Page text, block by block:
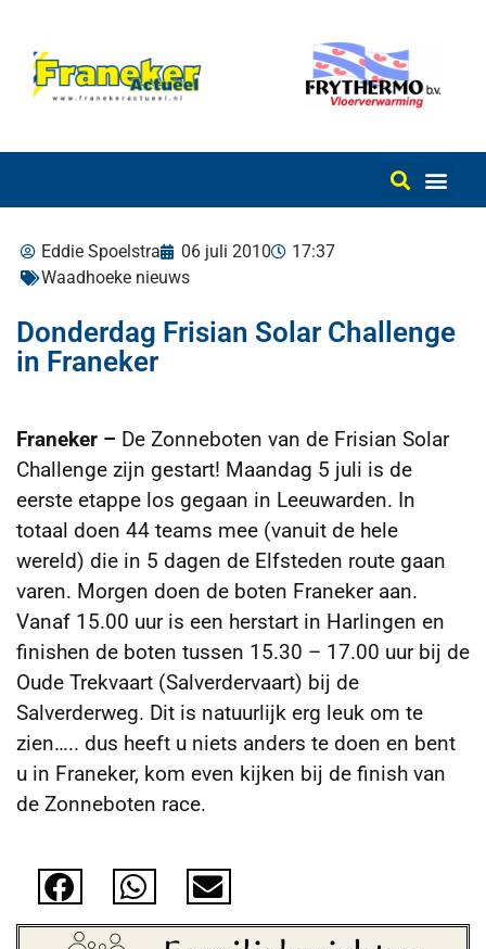
Eddie Spoelstra 06 juli 2010
17:37
Waadhoeke nieuws
Donderdag Frisian Solar Challenge
in Franeker
Franeker – De Zonneboten van de Frisian Solar
Challenge zijn gestart! Maandag 5 juli is de
eerste etappe los gegaan in Leeuwarden. In
totaal doen 44 teams mee (vanuit de hele
wereld) die in 5 dagen de Elfsteden route gaan
varen. Morgen doen de boten Franeker aan.
Vanaf 15.00 uur is een herstart in Harlingen en
finishen de boten tussen 15.30 – 17.00 uur bij de
Oude Trekvaart (Salverdervaart) bij de
Salverderweg. Dit is natuurlijk erg leuk om te
zien….. dus heeft u niets anders te doen en bent
u in Franeker, kom even kijken bij de finish van
de Zonneboten race.